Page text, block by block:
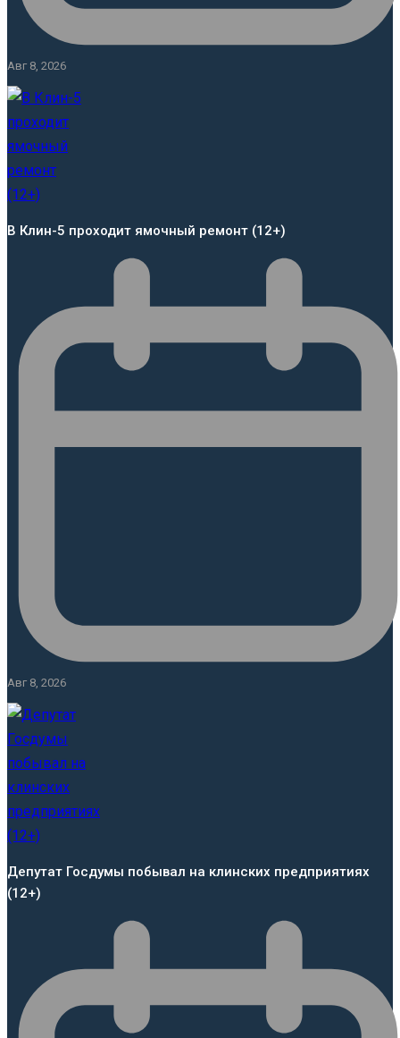
Авг 8, 2026
В Клин-5 проходит ямочный ремонт (12+)
Авг 8, 2026
Депутат Госдумы побывал на клинских предприятиях
(12+)